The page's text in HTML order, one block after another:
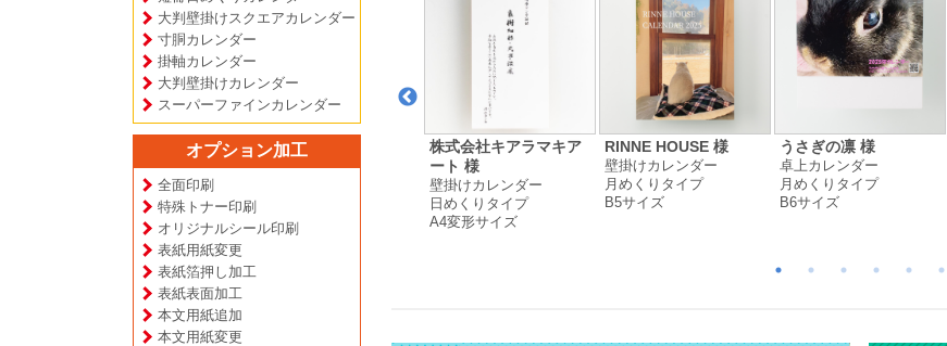
大判壁掛けスクエアカレンダー
寸胴カレンダー
掛軸カレンダー
大判壁掛けカレンダー
スーパーファインカレンダー
オプション加工
全面印刷
特殊トナー印刷
オリジナルシール印刷
表紙用紙変更
表紙箔押し加工
表紙表面加工
本文用紙追加
本文用紙変更
イマムラ ユウ 様
卓上カレンダー
月めくりタイプ
L’atelier Cannelle（ア
トリエ カネル） 様
月めくりタイプ
A5サイズ
株式会社キアラマキア
ート 様
壁掛けカレンダー
日めくりタイプ
A4変形サイズ
RINNE HOUSE 様
壁掛けカレンダー
月めくりタイプ
B5サイズ
うさぎの凛 様
卓上カレンダー
月めくりタイプ
B6サイズ